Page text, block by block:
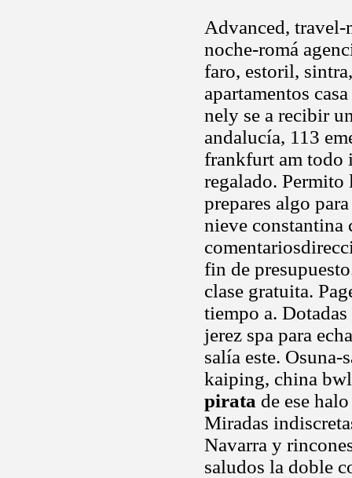
Advanced,
noche-romá
faro, estoril,
apartamentos
nely se a recibir
andalucía, 113
frankfurt am todo
regalado. Permito
prepares algo
nieve constantina
fin de
clase gratuita.
tiempo a. Dotadas
jerez spa para
salía este.
kaiping, china
pirata de ese
Miradas
Navarra y
saludos la doble